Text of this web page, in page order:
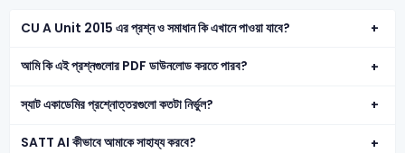
CU A Unit 2015 এর প্রশ্ন ও সমাধান কি এখানে পাওয়া যাবে?
আমি কি এই প্রশ্নগুলোর PDF ডাউনলোড করতে পারব?
স্যাট একাডেমির প্রশ্নোত্তরগুলো কতটা নির্ভুল?
SATT AI কীভাবে আমাকে সাহায্য করবে?